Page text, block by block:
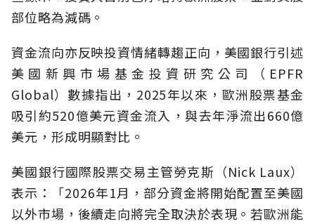
部位略為減碼。
資金流向亦反映投資情緒轉趨正向，美國銀行引述
美國新興市場基金投資研究公司（EPFR
Global）數據指出，2025年以來，歐洲股票基金
吸引約520億美元資金流入，與去年淨流出660億
美元，形成明顯對比。
美國銀行國際股票交易主管勞克斯（Nick Laux）
表示：「2026年1月，部分資金將開始配置至美國
以外市場，後續走向將完全取決於表現。若歐洲能